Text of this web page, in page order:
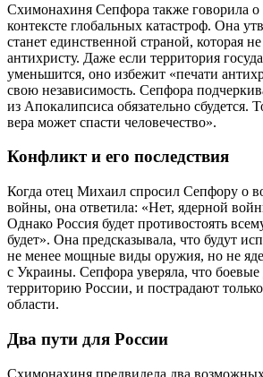
Схимонахиня Сепфора также говорила о
контексте глобальных катастроф. Она
станет единственной страной, которая
антихристу. Даже если территория
уменьшится, оно избежит «печати
свою независимость. Сепфора
из Апокалипсиса обязательно сбудется.
вера может спасти человечество».
Конфликт и его последствия
Когда отец Михаил спросил Сепфору о
войны, она ответила: «Нет, ядерной
Однако Россия будет противостоять
будет». Она предсказывала, что будут
не менее мощные виды оружия, но не
с Украины. Сепфора уверяла, что боевые
территорию России, и пострадают
области.
Два пути для России
Схимонахиня предвидела два